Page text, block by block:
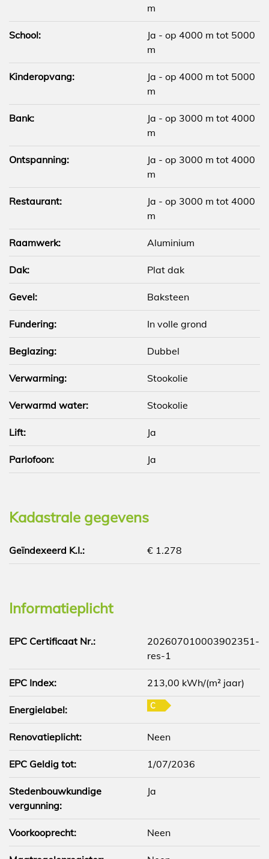
m
School:
Ja - op 4000 m tot 5000
m
Kinderopvang:
Ja - op 4000 m tot 5000
m
Bank:
Ja - op 3000 m tot 4000
m
Ontspanning:
Ja - op 3000 m tot 4000
m
Restaurant:
Ja - op 3000 m tot 4000
m
Raamwerk: Aluminium
Dak: Plat dak
Gevel: Baksteen
Fundering: In volle grond
Beglazing: Dubbel
Verwarming: Stookolie
Verwarmd water: Stookolie
Lift: Ja
Parlofoon: Ja
Kadastrale gegevens
Geïndexeerd K.I.: € 1.278
Informatieplicht
EPC Certificaat Nr.:
202607010003902351-
res-1
EPC Index: 213,00 kWh/(m² jaar)
Energielabel: C
Renovatieplicht: Neen
EPC Geldig tot: 1/07/2036
Stedenbouwkundige
vergunning:
Ja
Voorkooprecht: Neen